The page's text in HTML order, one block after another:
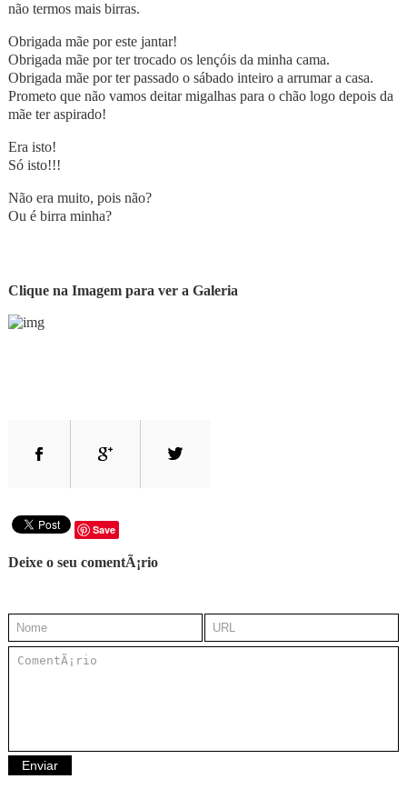
não termos mais birras.
Obrigada mãe por este jantar!
Obrigada mãe por ter trocado os lençóis da minha cama.
Obrigada mãe por ter passado o sábado inteiro a arrumar a casa.
Prometo que não vamos deitar migalhas para o chão logo depois da
mãe ter aspirado!
Era isto!
Só isto!!!
Não era muito, pois não?
Ou é birra minha?
Clique na Imagem para ver a Galeria
Save
Deixe o seu comentÃ¡rio